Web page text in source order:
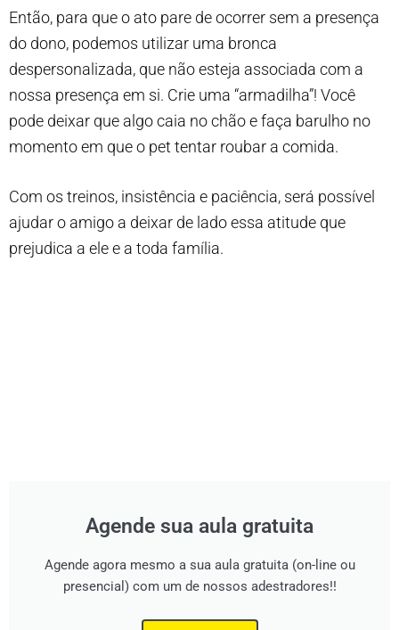
Então, para que o ato pare de ocorrer sem a presença
do dono, podemos utilizar uma bronca
despersonalizada, que não esteja associada com a
nossa presença em si. Crie uma “armadilha”! Você
pode deixar que algo caia no chão e faça barulho no
momento em que o pet tentar roubar a comida.
Com os treinos, insistência e paciência, será possível
ajudar o amigo a deixar de lado essa atitude que
prejudica a ele e a toda família.
Agende sua aula gratuita
Agende agora mesmo a sua aula gratuita (on-line ou
presencial) com um de nossos adestradores!!